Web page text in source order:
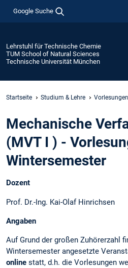
Google Suche
Lehrstuhl für Technische Chemie
TUM School of Natural Sciences
Technische Universität München
Startseite Studium & Lehre Vorlesungen
Mechanische
(MVT I ) -
Wintersemester
Dozent
Prof. Dr.-Ing. Kai-Olaf Hinrichsen
Angaben
Auf Grund der großen Zuhörerzahl
Wintersemester angesetzte
online statt, d.h. die Vorlesungen